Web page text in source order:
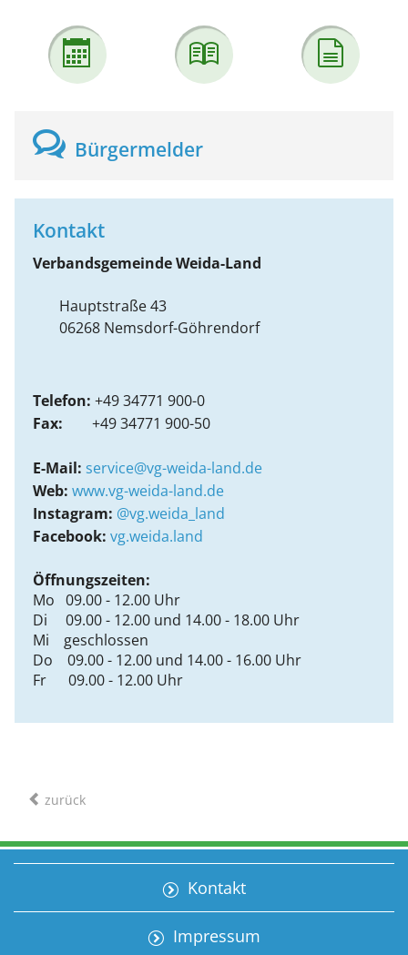
Bürgermelder
Kontakt
Verbandsgemeinde Weida-Land
Hauptstraße 43
06268 Nemsdorf-Göhrendorf
Telefon: +49 34771 900-0
Fax: +49 34771 900-50
E-Mail: service@vg-weida-land.de
Web: www.vg-weida-land.de
Instagram: @vg.weida_land
Facebook: vg.weida.land
Öffnungszeiten:
Mo 09.00 - 12.00 Uhr
Di 09.00 - 12.00 und 14.00 - 18.00 Uhr
Mi geschlossen
Do 09.00 - 12.00 und 14.00 - 16.00 Uhr
Fr 09.00 - 12.00 Uhr
zurück
Kontakt
Impressum